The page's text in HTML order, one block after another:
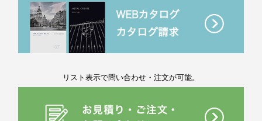
リスト表示で問い合わせ・注文が可能。